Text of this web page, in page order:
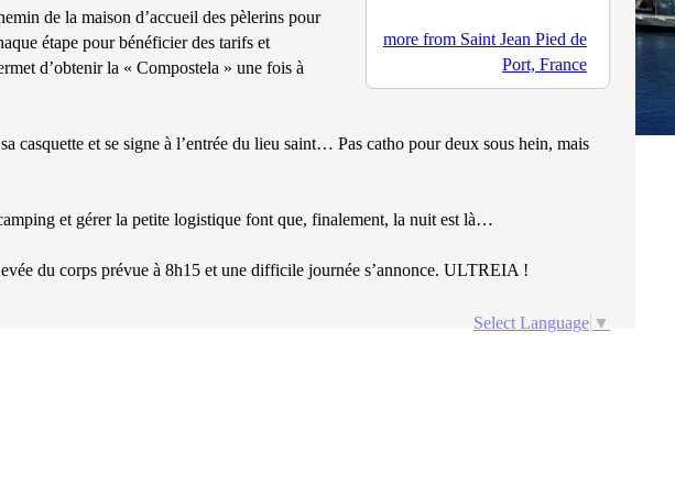
more from Saint Jean Pied de
Port, France
de la maison d’accueil des pèlerins pour
étape pour bénéficier des tarifs et
d’obtenir la « Compostela » une fois à
casquette et se signe à l’entrée du lieu saint… Pas catho pour deux sous hein, mais
et gérer la petite logistique font que, finalement, la nuit est là…
du corps prévue à 8h15 et une difficile journée s’annonce. ULTREIA !
Select Language ▼